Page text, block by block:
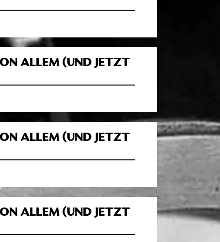
ALLEM (UND JETZT
ALLEM (UND JETZT
ALLEM (UND JETZT